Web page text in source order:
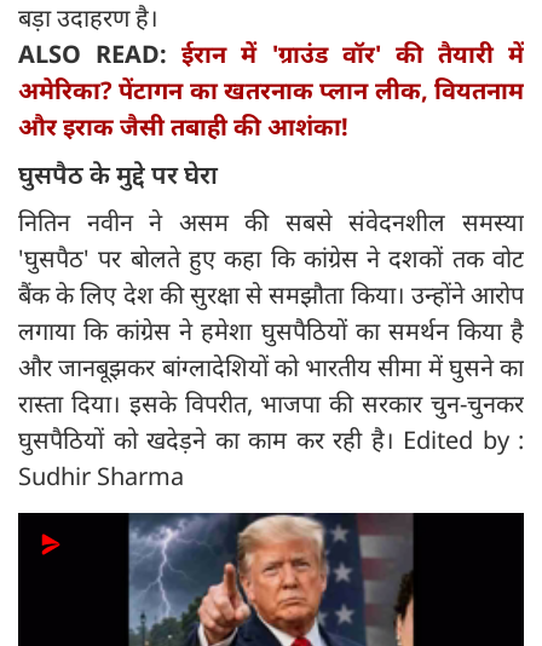
बड़ा उदाहरण है।
ALSO READ:ईरान में 'ग्राउंड वॉर' की तैयारी में
अमेरिका? पेंटागन का खतरनाक प्लान लीक, वियतनाम
और इराक जैसी तबाही की आशंका!
घुसपैठ के मुद्दे पर घेरा
नितिन नवीन ने असम की सबसे संवेदनशील समस्या
'घुसपैठ' पर बोलते हुए कहा कि कांग्रेस ने दशकों तक वोट
बैंक के लिए देश की सुरक्षा से समझौता किया। उन्होंने आरोप
लगाया कि कांग्रेस ने हमेशा घुसपैठियों का समर्थन किया है
और जानबूझकर बांग्लादेशियों को भारतीय सीमा में घुसने का
रास्ता दिया। इसके विपरीत, भाजपा की सरकार चुन-चुनकर
घुसपैठियों को खदेड़ने का काम कर रही है। Edited by :
Sudhir Sharma